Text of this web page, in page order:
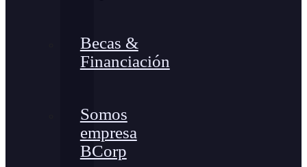
Becas &
Financiación
Somos
empresa
BCorp